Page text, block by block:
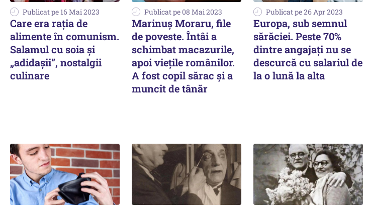
Publicat pe 16 Mai 2023
Care era raţia de
alimente în comunism.
Salamul cu soia şi
„adidaşii”, nostalgii
culinare
Publicat pe 08 Mai 2023
Marinuş Moraru, file
de poveste. Întâi a
schimbat macazurile,
apoi vieţile românilor.
A fost copil sărac şi a
muncit de tânăr
Publicat pe 26 Apr 2023
Europa, sub semnul
sărăciei. Peste 70%
dintre angajaţi nu se
descurcă cu salariul de
la o lună la alta